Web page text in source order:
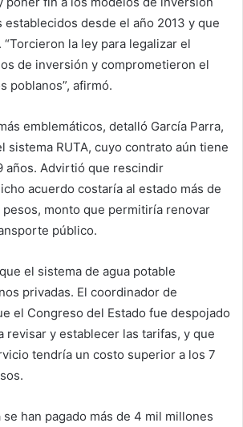
desde el año 2013 y que
la ley para legalizar el
de inversión y comprometieron el
poblanos”, afirmó.
emblemáticos, detalló García Parra,
sistema RUTA, cuyo contrato aún tiene
años. Advirtió que rescindir
acuerdo costaría al estado más de
monto que permitiría renovar
público.
el sistema de agua potable
privadas. El coordinador de
el Congreso del Estado fue despojado
revisar y establecer las tarifas, y que
tendría un costo superior a los 7
se han pagado más de 4 mil millones